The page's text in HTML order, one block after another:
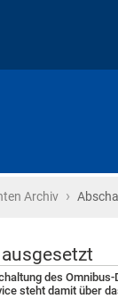
Archiv ›
des
steht damit über